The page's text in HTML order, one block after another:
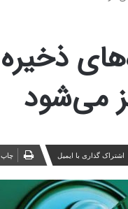
ذخیره
می‌شود
اشتراک گذاری با ایمیل چاپ